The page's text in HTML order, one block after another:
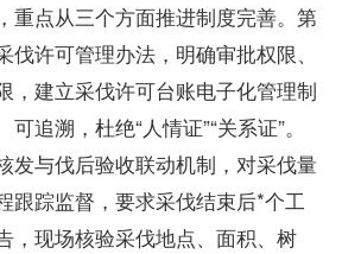
重点从三个方面推进制度完善。第
许可管理办法，明确审批权限、
，建立采伐许可台账电子化管理制
追溯，杜绝“人情证”“关系证”。
发与伐后验收联动机制，对采伐量
跟踪监督，要求采伐结束后*个工
，现场核验采伐地点、面积、树